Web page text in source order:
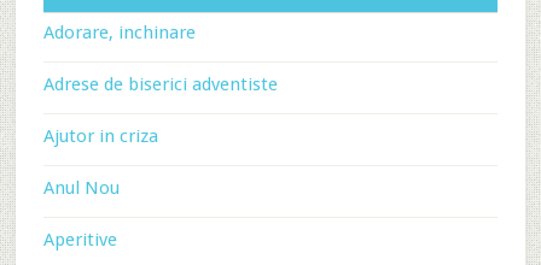
Adorare, inchinare
Adrese de biserici adventiste
Ajutor in criza
Anul Nou
Aperitive